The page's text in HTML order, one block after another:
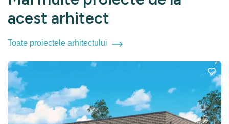
acest arhitect
Toate proiectele arhitectului